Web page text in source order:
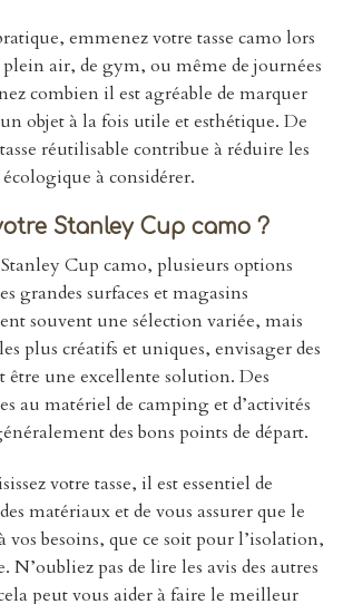
emmenez votre tasse camo lors
plein air, de gym, ou même de journées
combien il est agréable de marquer
objet à la fois utile et esthétique. De
réutilisable contribue à réduire les
à considérer.
Stanley Cup camo ?
Cup camo, plusieurs options
grandes surfaces et magasins
souvent une sélection variée, mais
plus créatifs et uniques, envisager des
être une excellente solution. Des
au matériel de camping et d’activités
des bons points de départ.
votre tasse, il est essentiel de
matériaux et de vous assurer que le
vos besoins, que ce soit pour l’isolation,
pas de lire les avis des autres
peut vous aider à faire le meilleur